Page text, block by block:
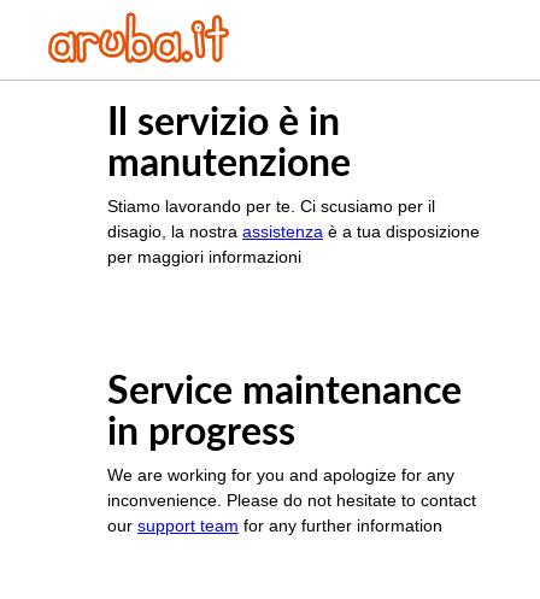
Il servizio è in
manutenzione
Stiamo lavorando per te. Ci scusiamo per il
disagio, la nostra assistenza è a tua disposizione
per maggiori informazioni
Service maintenance
in progress
We are working for you and apologize for any
inconvenience. Please do not hesitate to contact
our support team for any further information